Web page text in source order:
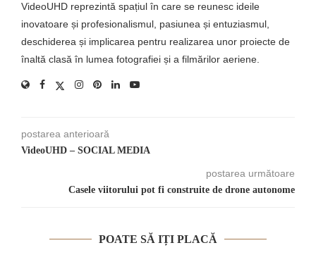
VideoUHD reprezintă spațiul în care se reunesc ideile
inovatoare și profesionalismul, pasiunea și entuziasmul,
deschiderea și implicarea pentru realizarea unor proiecte de
înaltă clasă în lumea fotografiei și a filmărilor aeriene.
postarea anterioară
VideoUHD – SOCIAL MEDIA
postarea următoare
Casele viitorului pot fi construite de drone autonome
POATE SĂ IȚI PLACĂ